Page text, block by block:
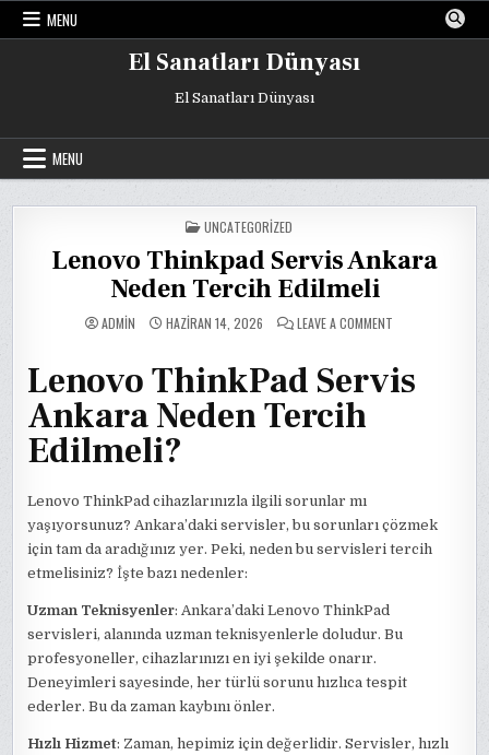
Skip
MENU
El Sanatları Dünyası
El Sanatları Dünyası
MENU
POSTED
IN
UNCATEGORIZED
Lenovo Thinkpad Servis Ankara
Neden Tercih Edilmeli
ADMIN HAZIRAN 14, 2026 LEAVE A COMMENT
ANKARA
NEDEN
Lenovo ThinkPad Servis
Ankara Neden Tercih
Edilmeli?
Lenovo ThinkPad cihazlarınızla ilgili sorunlar mı
yaşıyorsunuz? Ankara’daki servisler, bu sorunları çözmek
için tam da aradığınız yer. Peki, neden bu servisleri tercih
etmelisiniz? İşte bazı nedenler:
Uzman Teknisyenler: Ankara’daki Lenovo ThinkPad
servisleri, alanında uzman teknisyenlerle doludur. Bu
profesyoneller, cihazlarınızı en iyi şekilde onarır.
Deneyimleri sayesinde, her türlü sorunu hızlıca tespit
ederler. Bu da zaman kaybını önler.
Hızlı Hizmet: Zaman, hepimiz için değerlidir. Servisler, hızlı